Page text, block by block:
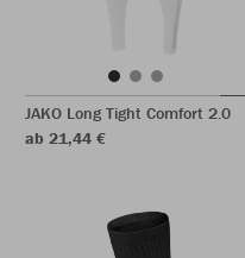
JAKO Long Tight Comfort 2.0
ab 21,44 €